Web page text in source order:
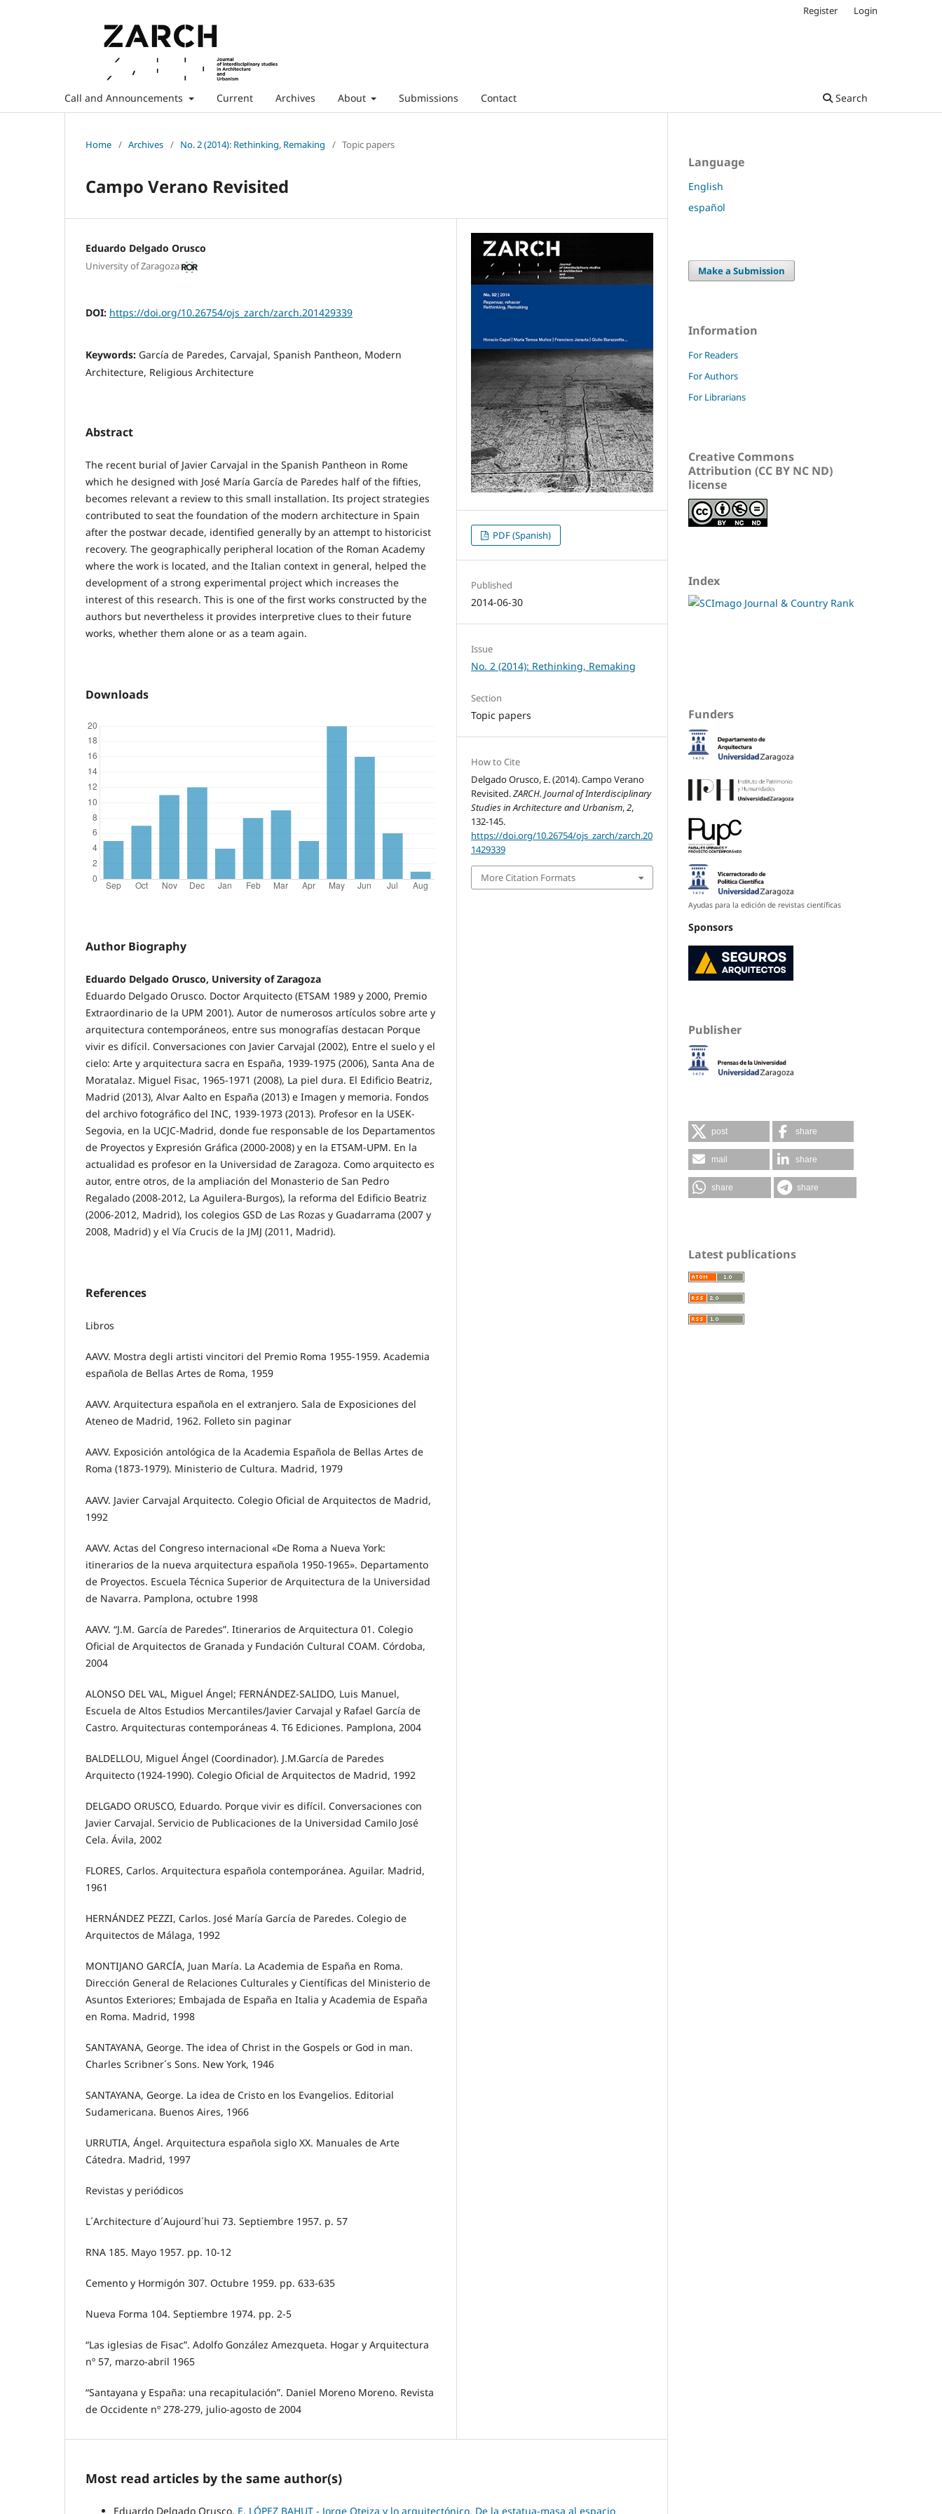
Call and Announcements Current Archives About Submissions Contact Search
Register Login
Home / Archives / No. 2 (2014): Rethinking, Remaking / Topic papers
Campo Verano Revisited
Eduardo Delgado Orusco
University of Zaragoza
DOI: https://doi.org/10.26754/ojs_zarch/zarch.201429339
Keywords: García de Paredes, Carvajal, Spanish Pantheon, Modern
Architecture, Religious Architecture
Abstract
The recent burial of Javier Carvajal in the Spanish Pantheon in Rome
which he designed with José María García de Paredes half of the fifties,
becomes relevant a review to this small installation. Its project strategies
contributed to seat the foundation of the modern architecture in Spain
after the postwar decade, identified generally by an attempt to historicist
recovery. The geographically peripheral location of the Roman Academy
where the work is located, and the Italian context in general, helped the
development of a strong experimental project which increases the
interest of this research. This is one of the first works constructed by the
authors but nevertheless it provides interpretive clues to their future
works, whether them alone or as a team again.
Downloads
Author Biography
Eduardo Delgado Orusco, University of Zaragoza
Eduardo Delgado Orusco. Doctor Arquitecto (ETSAM 1989 y 2000, Premio
Extraordinario de la UPM 2001). Autor de numerosos artículos sobre arte y
arquitectura contemporáneos, entre sus monografías destacan Porque
vivir es difícil. Conversaciones con Javier Carvajal (2002), Entre el suelo y el
cielo: Arte y arquitectura sacra en España, 1939-1975 (2006), Santa Ana de
Moratalaz. Miguel Fisac, 1965-1971 (2008), La piel dura. El Edificio Beatriz,
Madrid (2013), Alvar Aalto en España (2013) e Imagen y memoria. Fondos
del archivo fotográfico del INC, 1939-1973 (2013). Profesor en la USEK-
Segovia, en la UCJC-Madrid, donde fue responsable de los Departamentos
de Proyectos y Expresión Gráfica (2000-2008) y en la ETSAM-UPM. En la
actualidad es profesor en la Universidad de Zaragoza. Como arquitecto es
autor, entre otros, de la ampliación del Monasterio de San Pedro
Regalado (2008-2012, La Aguilera-Burgos), la reforma del Edificio Beatriz
(2006-2012, Madrid), los colegios GSD de Las Rozas y Guadarrama (2007 y
2008, Madrid) y el Vía Crucis de la JMJ (2011, Madrid).
References
Libros
AAVV. Mostra degli artisti vincitori del Premio Roma 1955-1959. Academia
española de Bellas Artes de Roma, 1959
AAVV. Arquitectura española en el extranjero. Sala de Exposiciones del
Ateneo de Madrid, 1962. Folleto sin paginar
AAVV. Exposición antológica de la Academia Española de Bellas Artes de
Roma (1873-1979). Ministerio de Cultura. Madrid, 1979
AAVV. Javier Carvajal Arquitecto. Colegio Oficial de Arquitectos de Madrid,
1992
AAVV. Actas del Congreso internacional «De Roma a Nueva York:
itinerarios de la nueva arquitectura española 1950-1965». Departamento
de Proyectos. Escuela Técnica Superior de Arquitectura de la Universidad
de Navarra. Pamplona, octubre 1998
AAVV. “J.M. García de Paredes”. Itinerarios de Arquitectura 01. Colegio
Oficial de Arquitectos de Granada y Fundación Cultural COAM. Córdoba,
2004
ALONSO DEL VAL, Miguel Ángel; FERNÁNDEZ-SALIDO, Luis Manuel,
Escuela de Altos Estudios Mercantiles/Javier Carvajal y Rafael García de
Castro. Arquitecturas contemporáneas 4. T6 Ediciones. Pamplona, 2004
BALDELLOU, Miguel Ángel (Coordinador). J.M.García de Paredes
Arquitecto (1924-1990). Colegio Oficial de Arquitectos de Madrid, 1992
DELGADO ORUSCO, Eduardo. Porque vivir es difícil. Conversaciones con
Javier Carvajal. Servicio de Publicaciones de la Universidad Camilo José
Cela. Ávila, 2002
FLORES, Carlos. Arquitectura española contemporánea. Aguilar. Madrid,
1961
HERNÁNDEZ PEZZI, Carlos. José María García de Paredes. Colegio de
Arquitectos de Málaga, 1992
MONTIJANO GARCÍA, Juan María. La Academia de España en Roma.
Dirección General de Relaciones Culturales y Científicas del Ministerio de
Asuntos Exteriores; Embajada de España en Italia y Academia de España
en Roma. Madrid, 1998
SANTAYANA, George. The idea of Christ in the Gospels or God in man.
Charles Scribner´s Sons. New York, 1946
SANTAYANA, George. La idea de Cristo en los Evangelios. Editorial
Sudamericana. Buenos Aires, 1966
URRUTIA, Ángel. Arquitectura española siglo XX. Manuales de Arte
Cátedra. Madrid, 1997
Revistas y periódicos
L´Architecture d´Aujourd´hui 73. Septiembre 1957. p. 57
RNA 185. Mayo 1957. pp. 10-12
Cemento y Hormigón 307. Octubre 1959. pp. 633-635
Nueva Forma 104. Septiembre 1974. pp. 2-5
“Las iglesias de Fisac”. Adolfo González Amezqueta. Hogar y Arquitectura
nº 57, marzo-abril 1965
“Santayana y España: una recapitulación”. Daniel Moreno Moreno. Revista
de Occidente nº 278-279, julio-agosto de 2004
PDF (Spanish)
Published
2014-06-30
Issue
No. 2 (2014): Rethinking, Remaking
Section
Topic papers
How to Cite
Delgado Orusco, E. (2014). Campo Verano
Revisited.ZARCH. Journal of Interdisciplinary
Studies in Architecture and Urbanism,2,
132-145.
https://doi.org/10.26754/ojs_zarch/zarch.20
1429339
More Citation Formats
Most read articles by the same author(s)
Eduardo Delgado Orusco, E. LÓPEZ BAHUT - Jorge Oteiza y lo arquitectónico. De la estatua-masa al espacio
Language
English
español
Make a Submission
Information
For Readers
For Authors
For Librarians
Creative Commons
Attribution (CC BY NC ND)
license
Index
Funders
Ayudas para la edición de revistas científicas
Sponsors
Publisher
post share
mail share
share share
Latest publications